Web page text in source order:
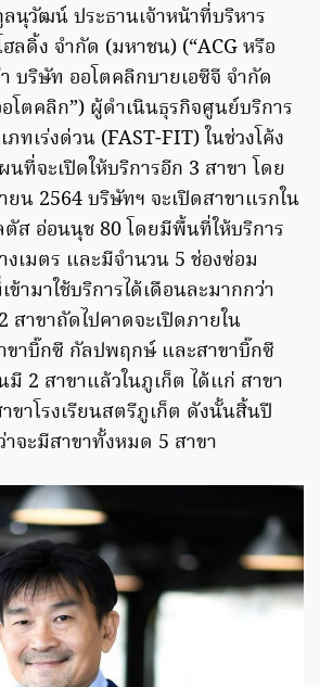
นุวัฒน์ ประธานเจ้าหน้าที่บริหาร
ลดิ้ง จำกัด (มหาชน) (“ACG หรือ
บริษัท ออโตคลิกบายเอซีจี จำกัด
โตคลิก”) ผู้ดำเนินธุรกิจศูนย์บริการ
ทเร่งด่วน (FAST-FIT) ในช่วงโค้ง
ที่จะเปิดให้บริการอีก 3 สาขา โดย
น 2564 บริษัทฯ จะเปิดสาขาแรกใน
ตัส อ่อนนุช 80 โดยมีพื้นที่ให้บริการ
เมตร และมีจำนวน 5 ช่องซ่อม
ข้ามาใช้บริการได้เดือนละมากกว่า
สาขาถัดไปคาดจะเปิดภายใน
ขาบิ๊กซี กัลปพฤกษ์ และสาขาบิ๊กซี
2 สาขาแล้วในภูเก็ต ได้แก่ สาขา
ขาโรงเรียนสตรีภูเก็ต ดังนั้นสิ้นปี
จะมีสาขาทั้งหมด 5 สาขา